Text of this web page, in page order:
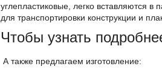
углепластиковые, легко вставляются
для транспортировки конструкции и
Чтобы узнать
А также предлагаем изготовление: